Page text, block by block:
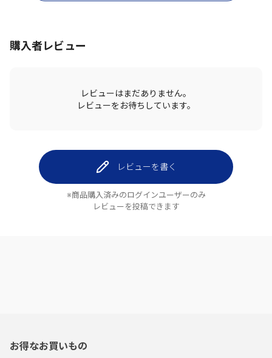
購入者レビュー
レビューはまだありません。
レビューをお待ちしています。
レビューを書く
※商品購入済みのログインユーザーのみ
レビューを投稿できます
お得なお買いもの